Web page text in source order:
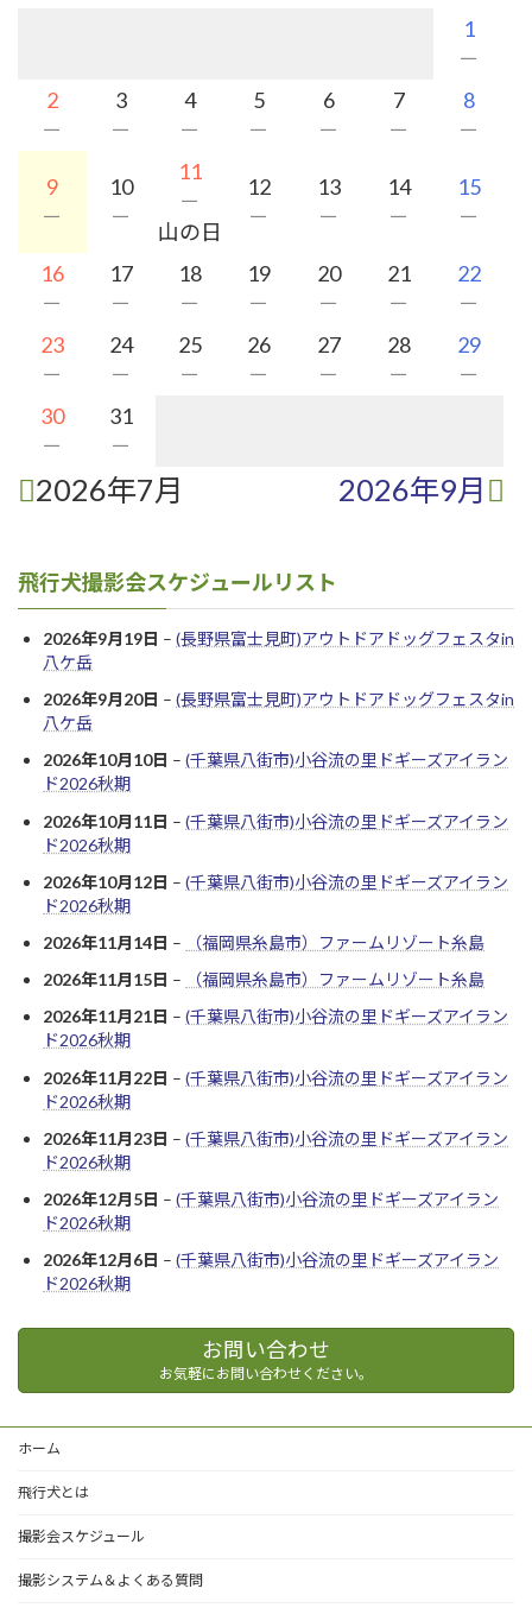
1
－
2
－
3
－
4
－
5
－
6
－
7
－
8
－
9
－
10
－
11
－
山の日
12
－
13
－
14
－
15
－
16
－
17
－
18
－
19
－
20
－
21
－
22
－
23
－
24
－
25
－
26
－
27
－
28
－
29
－
30
－
31
－
2026年7月 2026年9月
飛行犬撮影会スケジュールリスト
2026年9月19日 – (長野県富士見町)アウトドアドッグフェスタin
八ケ岳
2026年9月20日 – (長野県富士見町)アウトドアドッグフェスタin
八ケ岳
2026年10月10日 – (千葉県八街市)小谷流の里ドギーズアイラン
ド2026秋期
2026年10月11日 – (千葉県八街市)小谷流の里ドギーズアイラン
ド2026秋期
2026年10月12日 – (千葉県八街市)小谷流の里ドギーズアイラン
ド2026秋期
2026年11月14日 –
（福岡県糸島市）ファームリゾート糸島
2026年11月15日 –
（福岡県糸島市）ファームリゾート糸島
2026年11月21日 – (千葉県八街市)小谷流の里ドギーズアイラン
ド2026秋期
2026年11月22日 – (千葉県八街市)小谷流の里ドギーズアイラン
ド2026秋期
2026年11月23日 – (千葉県八街市)小谷流の里ドギーズアイラン
ド2026秋期
2026年12月5日 – (千葉県八街市)小谷流の里ドギーズアイラン
ド2026秋期
2026年12月6日 – (千葉県八街市)小谷流の里ドギーズアイラン
ド2026秋期
お問い合わせ
お気軽にお問い合わせください。
ホーム
飛行犬とは
撮影会スケジュール
撮影システム＆よくある質問